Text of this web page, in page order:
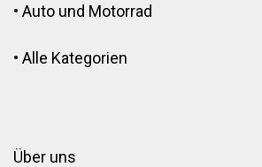
• Auto und Motorrad
• Alle Kategorien
Über uns